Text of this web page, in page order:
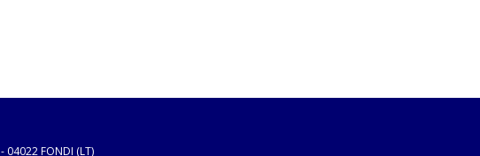
- 04022 FONDI (LT)